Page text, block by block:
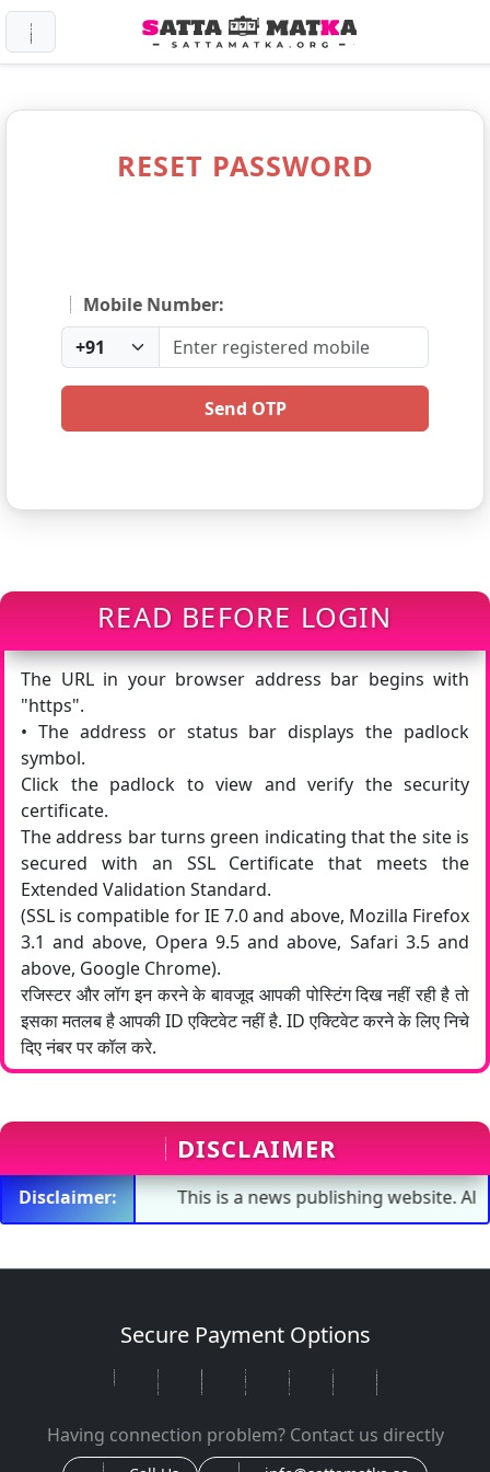
RESET PASSWORD
Mobile Number:
Send OTP
READ BEFORE LOGIN
The URL in your browser address bar begins with
"https".
• The address or status bar displays the padlock
symbol.
Click the padlock to view and verify the security
certificate.
The address bar turns green indicating that the site is
secured with an SSL Certificate that meets the
Extended Validation Standard.
(SSL is compatible for IE 7.0 and above, Mozilla Firefox
3.1 and above, Opera 9.5 and above, Safari 3.5 and
above, Google Chrome).
रजिस्टर और लॉग इन करने के बावजूद आपकी पोस्टिंग दिख नहीं रही है तो
इसका मतलब है आपकी ID एक्टिवेट नहीं है. ID एक्टिवेट करने के लिए निचे
दिए नंबर पर कॉल करे.
DISCLAIMER
Disclaimer: This is a news publishing website. All
Secure Payment Options
Having connection problem? Contact us directly